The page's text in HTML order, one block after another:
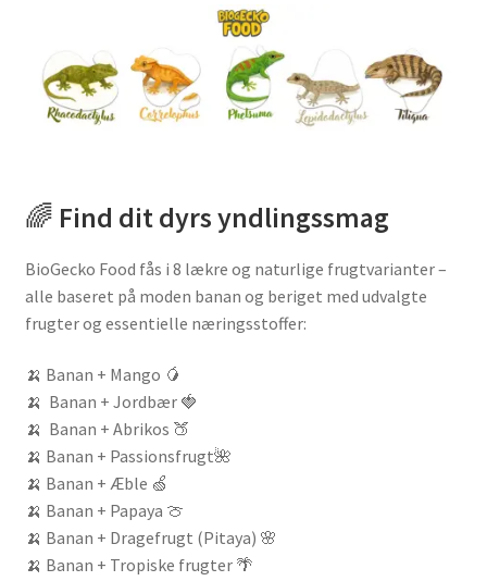
🌈 Find dit dyrs yndlingssmag
BioGecko Food fås i 8 lækre og naturlige frugtvarianter –
alle baseret på moden banan og beriget med udvalgte
frugter og essentielle næringsstoffer:
🍌 Banan + Mango 🥭
🍌 Banan + Jordbær 🍓
🍌 Banan + Abrikos 🍑
🍌 Banan + Passionsfrugt🌺
🍌 Banan + Æble 🍏
🍌 Banan + Papaya 🍈
🍌 Banan + Dragefrugt (Pitaya) 🌸
🍌 Banan + Tropiske frugter 🌴